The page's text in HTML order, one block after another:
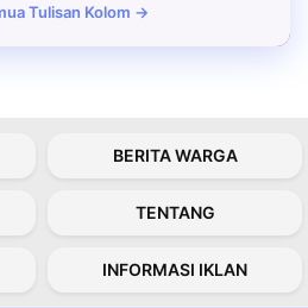
Tulisan Kolom →
BERITA WARGA
TENTANG
INFORMASI IKLAN